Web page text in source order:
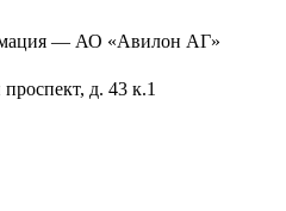
— АО «Авилон АГ»
д. 43 к.1